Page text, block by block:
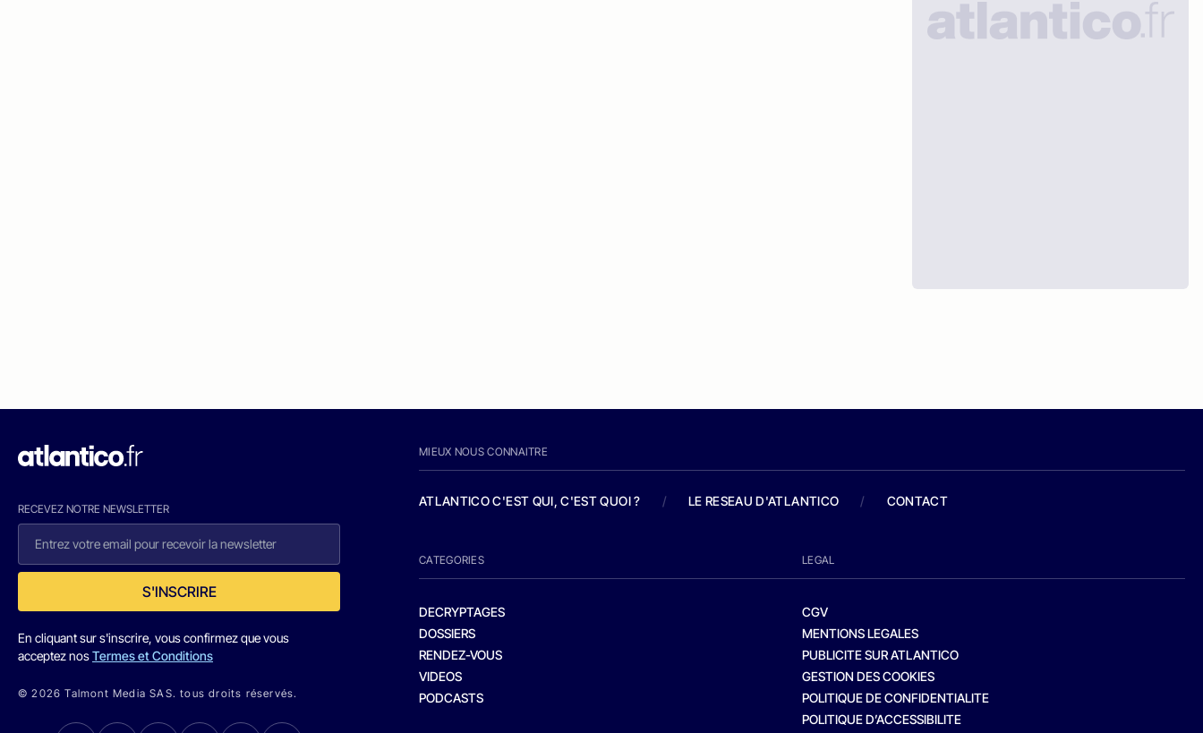
RECEVEZ NOTRE NEWSLETTER
S'INSCRIRE
En cliquant sur s'inscrire, vous confirmez que vous
acceptez nosTermes et Conditions
© 2026 Talmont Media SAS. tous droits réservés.
MIEUX NOUS CONNAITRE
ATLANTICO C'EST QUI, C'EST QUOI ? / LE RESEAU D'ATLANTICO / CONTACT
CATEGORIES
DECRYPTAGES
DOSSIERS
RENDEZ-VOUS
VIDEOS
PODCASTS
LEGAL
CGV
MENTIONS LEGALES
PUBLICITE SUR ATLANTICO
GESTION DES COOKIES
POLITIQUE DE CONFIDENTIALITE
POLITIQUE D’ACCESSIBILITE